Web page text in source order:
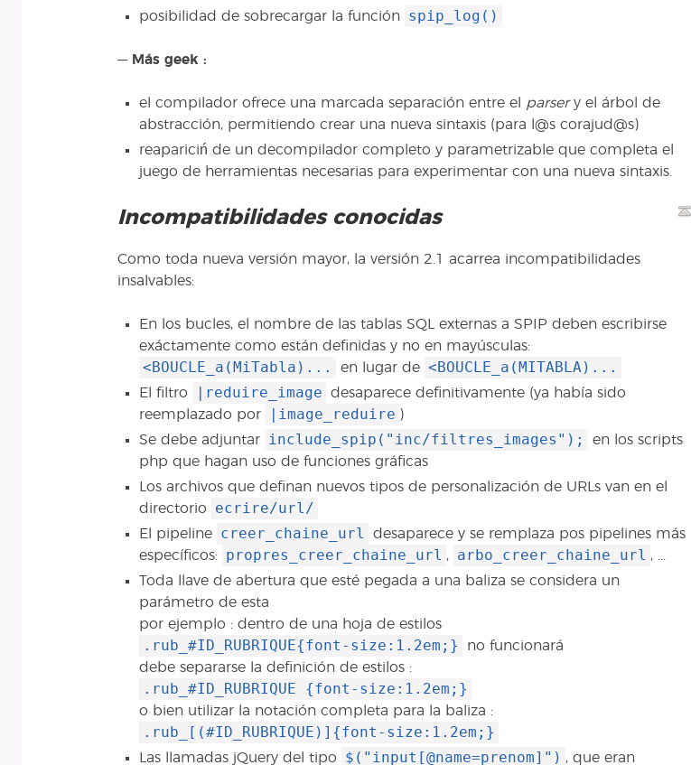
posibilidad de sobrecargar la función
spip_log()
— Más geek :
el compilador ofrece una marcada separación entre el parsery el árbol de
abstracción, permitiendo crear una nueva sintaxis (para l@s corajud@s)
reapariciń de un decompilador completo y parametrizable que completa el
juego de herramientas necesarias para experimentar con una nueva sintaxis.
Incompatibilidades conocidas
Como toda nueva versión mayor, la versión 2.1 acarrea incompatibilidades
insalvables:
En los bucles, el nombre de las tablas SQL externas a SPIP deben escribirse
exáctamente como están definidas y no en mayúsculas:
<BOUCLE_a(MiTabla)... en lugar de <BOUCLE_a(MITABLA)...
El filtro |reduire_image
desaparece definitivamente (ya había sido
reemplazado por
|image_reduire )
Se debe adjuntar
include_spip("inc/filtres_images");
en los scripts
php que hagan uso de funciones gráficas
Los archivos que definan nuevos tipos de personalización de URLs van en el
directorio
ecrire/url/
El pipeline creer_chaine_url
desaparece y se remplaza pos pipelines más
específicos:
propres_creer_chaine_url , arbo_creer_chaine_url , ...
Toda llave de abertura que esté pegada a una baliza se considera un
parámetro de esta
por ejemplo : dentro de una hoja de estilos
.rub_#ID_RUBRIQUE{font-size:1.2em;}
no funcionará
debe separarse la definición de estilos :
.rub_#ID_RUBRIQUE {font-size:1.2em;}
o bien utilizar la notación completa para la baliza :
.rub_[(#ID_RUBRIQUE)]{font-size:1.2em;}
Las llamadas jQuery del tipo $("input[@name=prenom]") , que eran